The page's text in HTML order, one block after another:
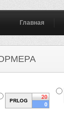
Главная